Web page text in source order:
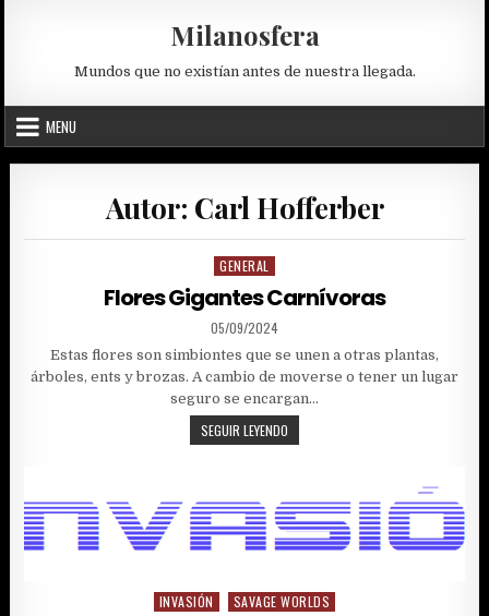
Milanosfera
Mundos que no existían antes de nuestra llegada.
MENU
Autor: Carl Hofferber
Posted
GENERAL
Flores Gigantes Carnívoras
PUBLISHED
DATE:
05/09/2024
Estas flores son simbiontes que se unen a otras plantas,
árboles, ents y brozas. A cambio de moverse o tener un lugar
seguro se encargan…
SEGUIR LEYENDO
GIGANTES
Posted
INVASIÓN SAVAGE WORLDS